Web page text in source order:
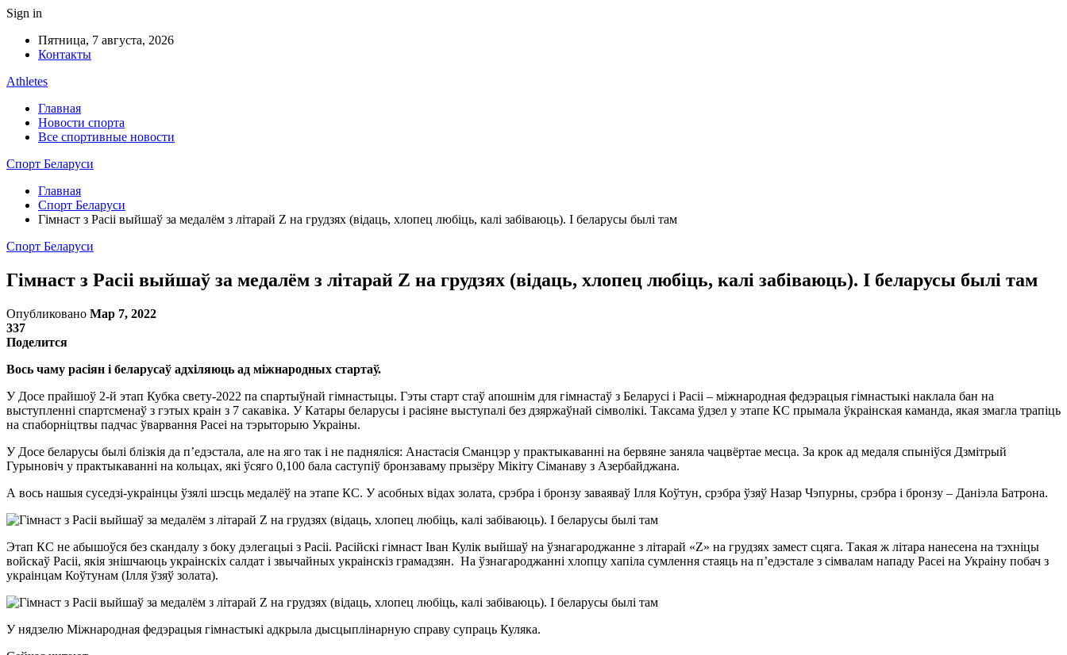
Sign in
Пятница, 7 августа, 2026
Контакты
Athletes
Главная
Новости спорта
Все спортивные новости
Спорт Беларуси
Главная
Спорт Беларуси
Гімнаст з Расіі выйшаў за медалём з літарай Z на грудзях (відаць, хлопец любіць, калі забіваюць). І беларусы былі там
Спорт Беларуси
Гімнаст з Расіі выйшаў за медалём з літарай Z на грудзях (відаць, хлопец любіць, калі забіваюць). І беларусы былі там
Опубликовано Мар 7, 2022
337
Поделится
Вось чаму расіян і беларусаў адхіляюць ад міжнародных стартаў.
У Досе прайшоў 2-й этап Кубка свету-2022 па спартыўнай гімнастыцы. Гэты старт стаў апошнім для гімнастаў з Беларусі і Расіі – міжнародная федэрацыя гімнастыкі наклала бан на
выступленні спартсменаў з гэтых краін з 7 сакавіка. У Катары беларусы і расіяне выступалі без дзяржаўнай сімволікі. Таксама ўдзел у этапе КС прымала ўкраінская каманда, якая змагла трапіць
на спаборніцтвы падчас ўварвання Расеі на тэрыторыю Украіны.
У Досе беларусы былі блізкія да п’едэстала, але на яго так і не падняліся: Анастасія Сманцэр у практыкаванні на бервяне заняла чацвёртае месца. За крок ад медаля спыніўся Дзмітрый
Гурыновіч у практыкаванні на кольцах, які ўсяго 0,100 бала саступіў бронзаваму прызёру Мікіту Сіманаву з Азербайджана.
А вось нашыя суседзі-украінцы ўзялі шэсць медалёў на этапе КС. У асобных відах золата, срэбра і бронзу заваяваў Ілля Коўтун, срэбра ўзяў Назар Чэпурны, срэбра і бронзу – Даніэла Батрона.
Этап КС не абышоўся без скандалу з боку дэлегацыі з Расіі. Расійскі гімнаст Іван Кулік выйшаў на ўзнагароджанне з літарай «Z» на грудзях замест сцяга. Такая ж літара нанесена на тэхніцы
войскаў Расіі, якія знішчаюць украінскіх салдат і звычайных украінскіз грамадзян. На ўзнагароджанні хлопцу хапіла сумлення стаяць на п’едэстале з сімвалам нападу Расеі на Украіну побач з
украінцам Коўтунам (Ілля ўзяў золата).
У нядзелю Міжнародная федэрацыя гімнастыкі адкрыла дысцыплінарную справу супраць Куляка.